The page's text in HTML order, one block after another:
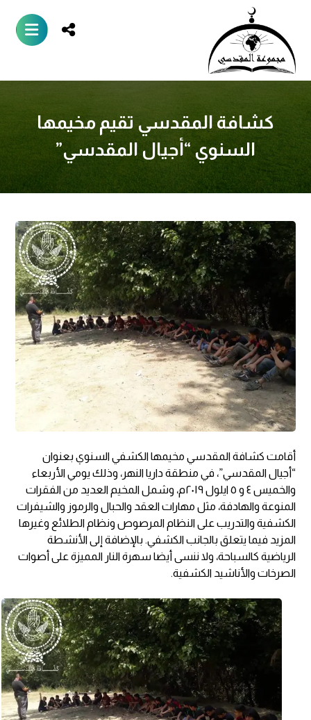
كشافة المقدسي تقيم مخيمها
السنوي “أجيال المقدسي”
أقامت كشافة المقدسي مخيمها الكشفي السنوي بعنوان
“أجيال المقدسي”، في منطقة داريا النهر، وذلك يومي الأربعاء
والخميس ٤ و ٥ ايلول ٢٠١٩م، وشمل المخيم العديد من الفقرات
المنوعة والهادفة، مثل مهارات العقد والحبال والرموز والشيفرات
الكشفية والتدريب على النظام المرصوص ونظام الطلائع وغيرها
المزيد فيما يتعلق بالجانب الكشفي. بالإضافة إلى الأنشطة
الرياضية كالسباحة، ولا ننسى أيضا سهرة النار المميزة على أصوات
الصرخات والأناشيد الكشفية.